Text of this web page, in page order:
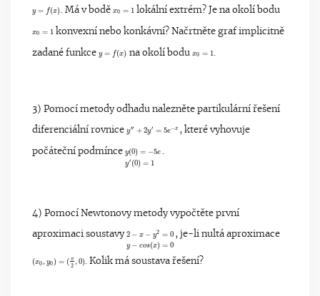
y = f(x)
y=f(x)
. Má v boděx0 = 1
x0=1
lokální extrém? Je na okolí bodu
x0 = 1
x0=1
konvexní nebo konkávní? Načrtněte graf implicitně
zadané funkce y = f(x)
y=f(x)
na okolí bodux0 = 1
x0=.
3) Pomocí metody odhadu nalezněte partikulární řešení
diferenciální rovnice y′′ +2y′ = 5e−x
y″+2y′=5e−x
, které vyhovuje
počáteční podmínce y(0) = −5e
y′ (0) = 1
y(0)=.
4) Pomocí Newtonovy metody vypočtěte první
aproximaci soustavy2 − x − y2 = 0
y − cos(x) = 0
2−x−y2=0y−cos(x)=0
, je-li nultá aproximace
(x0 , y0) = ( π
2 ,0)
(x0,y0)=(π2,0)
. Kolik má soustava řešení?